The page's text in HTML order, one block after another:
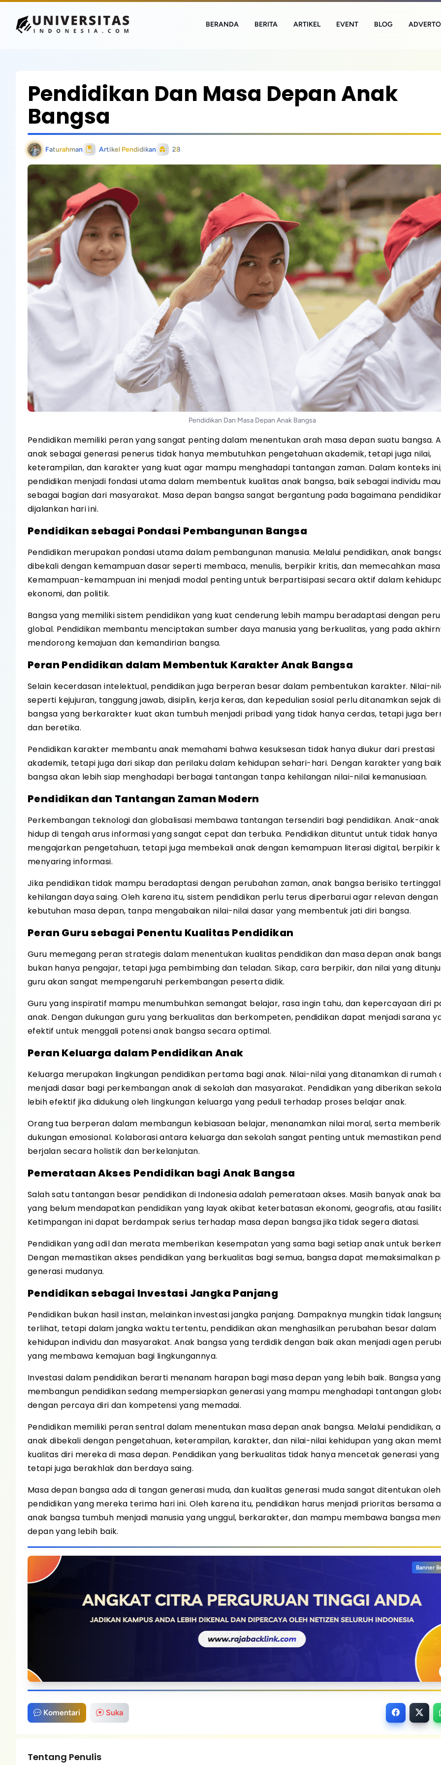
BERANDA BERITA ARTIKEL EVENT BLOG
Pendidikan Dan Masa Depan Anak
Bangsa
Faturahman Artikel Pendidikan 28
Pendidikan Dan Masa Depan Anak Bangsa
Pendidikan memiliki peran yang sangat penting dalam menentukan arah masa depan suatu bangsa.
anak sebagai generasi penerus tidak hanya membutuhkan pengetahuan akademik, tetapi juga nilai,
keterampilan, dan karakter yang kuat agar mampu menghadapi tantangan zaman. Dalam konteks
pendidikan menjadi fondasi utama dalam membentuk kualitas anak bangsa, baik sebagai individu
sebagai bagian dari masyarakat. Masa depan bangsa sangat bergantung pada bagaimana
dijalankan hari ini.
Pendidikan sebagai Pondasi Pembangunan Bangsa
Pendidikan merupakan pondasi utama dalam pembangunan manusia. Melalui pendidikan, anak
dibekali dengan kemampuan dasar seperti membaca, menulis, berpikir kritis, dan memecahkan
Kemampuan-kemampuan ini menjadi modal penting untuk berpartisipasi secara aktif dalam
ekonomi, dan politik.
Bangsa yang memiliki sistem pendidikan yang kuat cenderung lebih mampu beradaptasi dengan
global. Pendidikan membantu menciptakan sumber daya manusia yang berkualitas, yang pada
mendorong kemajuan dan kemandirian bangsa.
Peran Pendidikan dalam Membentuk Karakter Anak Bangsa
Selain kecerdasan intelektual, pendidikan juga berperan besar dalam pembentukan karakter. Nilai-
seperti kejujuran, tanggung jawab, disiplin, kerja keras, dan kepedulian sosial perlu ditanamkan sejak
bangsa yang berkarakter kuat akan tumbuh menjadi pribadi yang tidak hanya cerdas, tetapi juga
dan beretika.
Pendidikan karakter membantu anak memahami bahwa kesuksesan tidak hanya diukur dari prestasi
akademik, tetapi juga dari sikap dan perilaku dalam kehidupan sehari-hari. Dengan karakter yang
bangsa akan lebih siap menghadapi berbagai tantangan tanpa kehilangan nilai-nilai kemanusiaan.
Pendidikan dan Tantangan Zaman Modern
Perkembangan teknologi dan globalisasi membawa tantangan tersendiri bagi pendidikan. Anak-anak
hidup di tengah arus informasi yang sangat cepat dan terbuka. Pendidikan dituntut untuk tidak hanya
mengajarkan pengetahuan, tetapi juga membekali anak dengan kemampuan literasi digital, berpikir
menyaring informasi.
Jika pendidikan tidak mampu beradaptasi dengan perubahan zaman, anak bangsa berisiko
kehilangan daya saing. Oleh karena itu, sistem pendidikan perlu terus diperbarui agar relevan dengan
kebutuhan masa depan, tanpa mengabaikan nilai-nilai dasar yang membentuk jati diri bangsa.
Peran Guru sebagai Penentu Kualitas Pendidikan
Guru memegang peran strategis dalam menentukan kualitas pendidikan dan masa depan anak
bukan hanya pengajar, tetapi juga pembimbing dan teladan. Sikap, cara berpikir, dan nilai yang
guru akan sangat mempengaruhi perkembangan peserta didik.
Guru yang inspiratif mampu menumbuhkan semangat belajar, rasa ingin tahu, dan kepercayaan diri
anak. Dengan dukungan guru yang berkualitas dan berkompeten, pendidikan dapat menjadi sarana
efektif untuk menggali potensi anak bangsa secara optimal.
Peran Keluarga dalam Pendidikan Anak
Keluarga merupakan lingkungan pendidikan pertama bagi anak. Nilai-nilai yang ditanamkan di rumah
menjadi dasar bagi perkembangan anak di sekolah dan masyarakat. Pendidikan yang diberikan
lebih efektif jika didukung oleh lingkungan keluarga yang peduli terhadap proses belajar anak.
Orang tua berperan dalam membangun kebiasaan belajar, menanamkan nilai moral, serta
dukungan emosional. Kolaborasi antara keluarga dan sekolah sangat penting untuk memastikan
berjalan secara holistik dan berkelanjutan.
Pemerataan Akses Pendidikan bagi Anak Bangsa
Salah satu tantangan besar pendidikan di Indonesia adalah pemerataan akses. Masih banyak anak
yang belum mendapatkan pendidikan yang layak akibat keterbatasan ekonomi, geografis, atau
Ketimpangan ini dapat berdampak serius terhadap masa depan bangsa jika tidak segera diatasi.
Pendidikan yang adil dan merata memberikan kesempatan yang sama bagi setiap anak untuk
Dengan memastikan akses pendidikan yang berkualitas bagi semua, bangsa dapat memaksimalkan
generasi mudanya.
Pendidikan sebagai Investasi Jangka Panjang
Pendidikan bukan hasil instan, melainkan investasi jangka panjang. Dampaknya mungkin tidak
terlihat, tetapi dalam jangka waktu tertentu, pendidikan akan menghasilkan perubahan besar dalam
kehidupan individu dan masyarakat. Anak bangsa yang terdidik dengan baik akan menjadi agen
yang membawa kemajuan bagi lingkungannya.
Investasi dalam pendidikan berarti menanam harapan bagi masa depan yang lebih baik. Bangsa
membangun pendidikan sedang mempersiapkan generasi yang mampu menghadapi tantangan
dengan percaya diri dan kompetensi yang memadai.
Pendidikan memiliki peran sentral dalam menentukan masa depan anak bangsa. Melalui pendidikan,
anak dibekali dengan pengetahuan, keterampilan, karakter, dan nilai-nilai kehidupan yang akan
kualitas diri mereka di masa depan. Pendidikan yang berkualitas tidak hanya mencetak generasi
tetapi juga berakhlak dan berdaya saing.
Masa depan bangsa ada di tangan generasi muda, dan kualitas generasi muda sangat ditentukan oleh
pendidikan yang mereka terima hari ini. Oleh karena itu, pendidikan harus menjadi prioritas bersama
anak bangsa tumbuh menjadi manusia yang unggul, berkarakter, dan mampu membawa bangsa
depan yang lebih baik.
Banner
Komentari Suka
Tentang Penulis